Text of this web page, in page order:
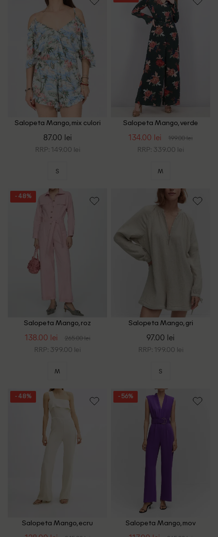
Salopeta Mango, mix culori
87.00 lei
RRP: 149.00 lei
S
Salopeta Mango, verde
134.00 lei 199.00 lei
RRP: 339.00 lei
M
- 48%
Salopeta Mango, roz
138.00 lei 265.00 lei
RRP: 399.00 lei
M
Salopeta Mango, gri
97.00 lei
RRP: 199.00 lei
S
- 48%
Salopeta Mango, ecru
- 56%
Salopeta Mango, mov